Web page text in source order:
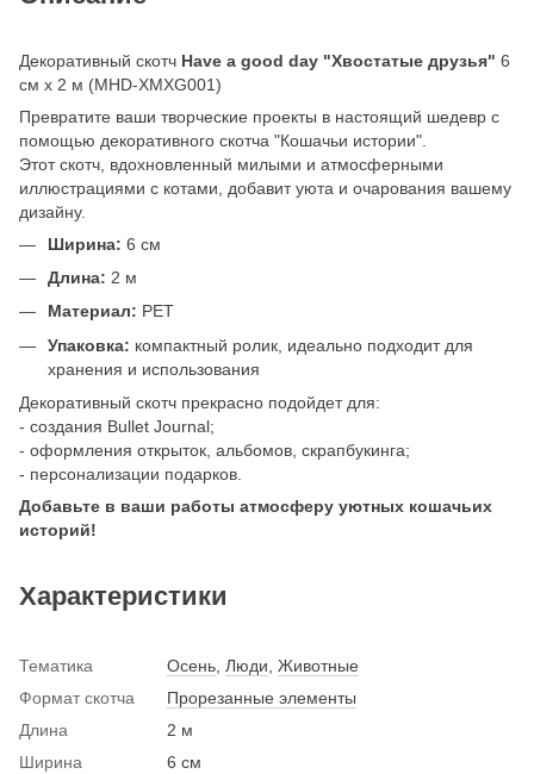
Декоративный скотч Have a good day "Хвостатые друзья" 6
см x 2 м (MHD-XMXG001)
Превратите ваши творческие проекты в настоящий шедевр с
помощью декоративного скотча "Кошачьи истории".
Этот скотч, вдохновленный милыми и атмосферными
иллюстрациями с котами, добавит уюта и очарования вашему
дизайну.
Ширина: 6 см
Длина: 2 м
Материал: PET
Упаковка: компактный ролик, идеально подходит для
хранения и использования
Декоративный скотч прекрасно подойдет для:
- создания Bullet Journal;
- оформления открыток, альбомов, скрапбукинга;
- персонализации подарков.
Добавьте в ваши работы атмосферу уютных кошачьих
историй!
Характеристики
Тематика Осень Люди Животные
Формат скотча
Прорезанные элементы
Длина
2 м
Ширина
6 см